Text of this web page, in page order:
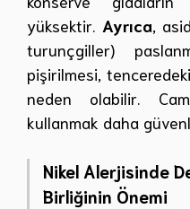
yüksektir. Ayrıca,
turunçgiller)
pişirilmesi,
neden olabilir.
kullanmak daha
Nikel Alerjisinde
Birliğinin Önemi